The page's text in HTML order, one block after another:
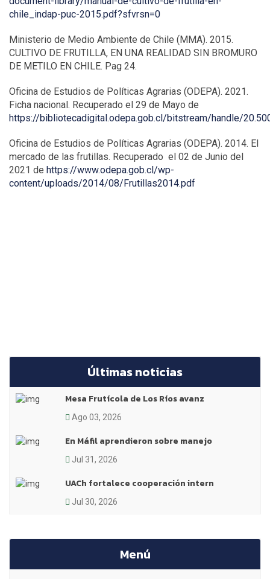
chile_indap-puc-2015.pdf?sfvrsn=0
Ministerio de Medio Ambiente de Chile (MMA). 2015.
CULTIVO DE FRUTILLA, EN UNA REALIDAD SIN BROMURO
DE METILO EN CHILE. Pag 24.
Oficina de Estudios de Políticas Agrarias (ODEPA). 2021.
Ficha nacional. Recuperado el 29 de Mayo de
https://bibliotecadigital.odepa.gob.cl/bitstream/handle/
Oficina de Estudios de Políticas Agrarias (ODEPA). 2014. El
mercado de las frutillas. Recuperado el 02 de Junio del
2021 de https://www.odepa.gob.cl/wp-
content/uploads/2014/08/Frutillas2014.pdf
Últimas noticias
Mesa Frutícola de Los Ríos avanz
Ago 03, 2026
En Máfil aprendieron sobre manejo
Jul 31, 2026
UACh fortalece cooperación intern
Jul 30, 2026
Menú